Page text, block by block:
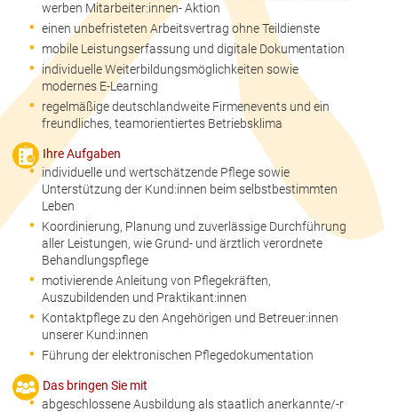
werben Mitarbeiter:innen- Aktion
einen unbefristeten Arbeitsvertrag ohne Teildienste
mobile Leistungserfassung und digitale Dokumentation
individuelle Weiterbildungsmöglichkeiten sowie
modernes E-Learning
regelmäßige deutschlandweite Firmenevents und ein
freundliches, teamorientiertes Betriebsklima
Ihre Aufgaben
individuelle und wertschätzende Pflege sowie
Unterstützung der Kund:innen beim selbstbestimmten
Leben
Koordinierung, Planung und zuverlässige Durchführung
aller Leistungen, wie Grund- und ärztlich verordnete
Behandlungspflege
motivierende Anleitung von Pflegekräften,
Auszubildenden und Praktikant:innen
Kontaktpflege zu den Angehörigen und Betreuer:innen
unserer Kund:innen
Führung der elektronischen Pflegedokumentation
Das bringen Sie mit
abgeschlossene Ausbildung als staatlich anerkannte/-r